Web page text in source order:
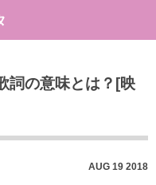
詞の意味とは？[映
AUG 19 2018